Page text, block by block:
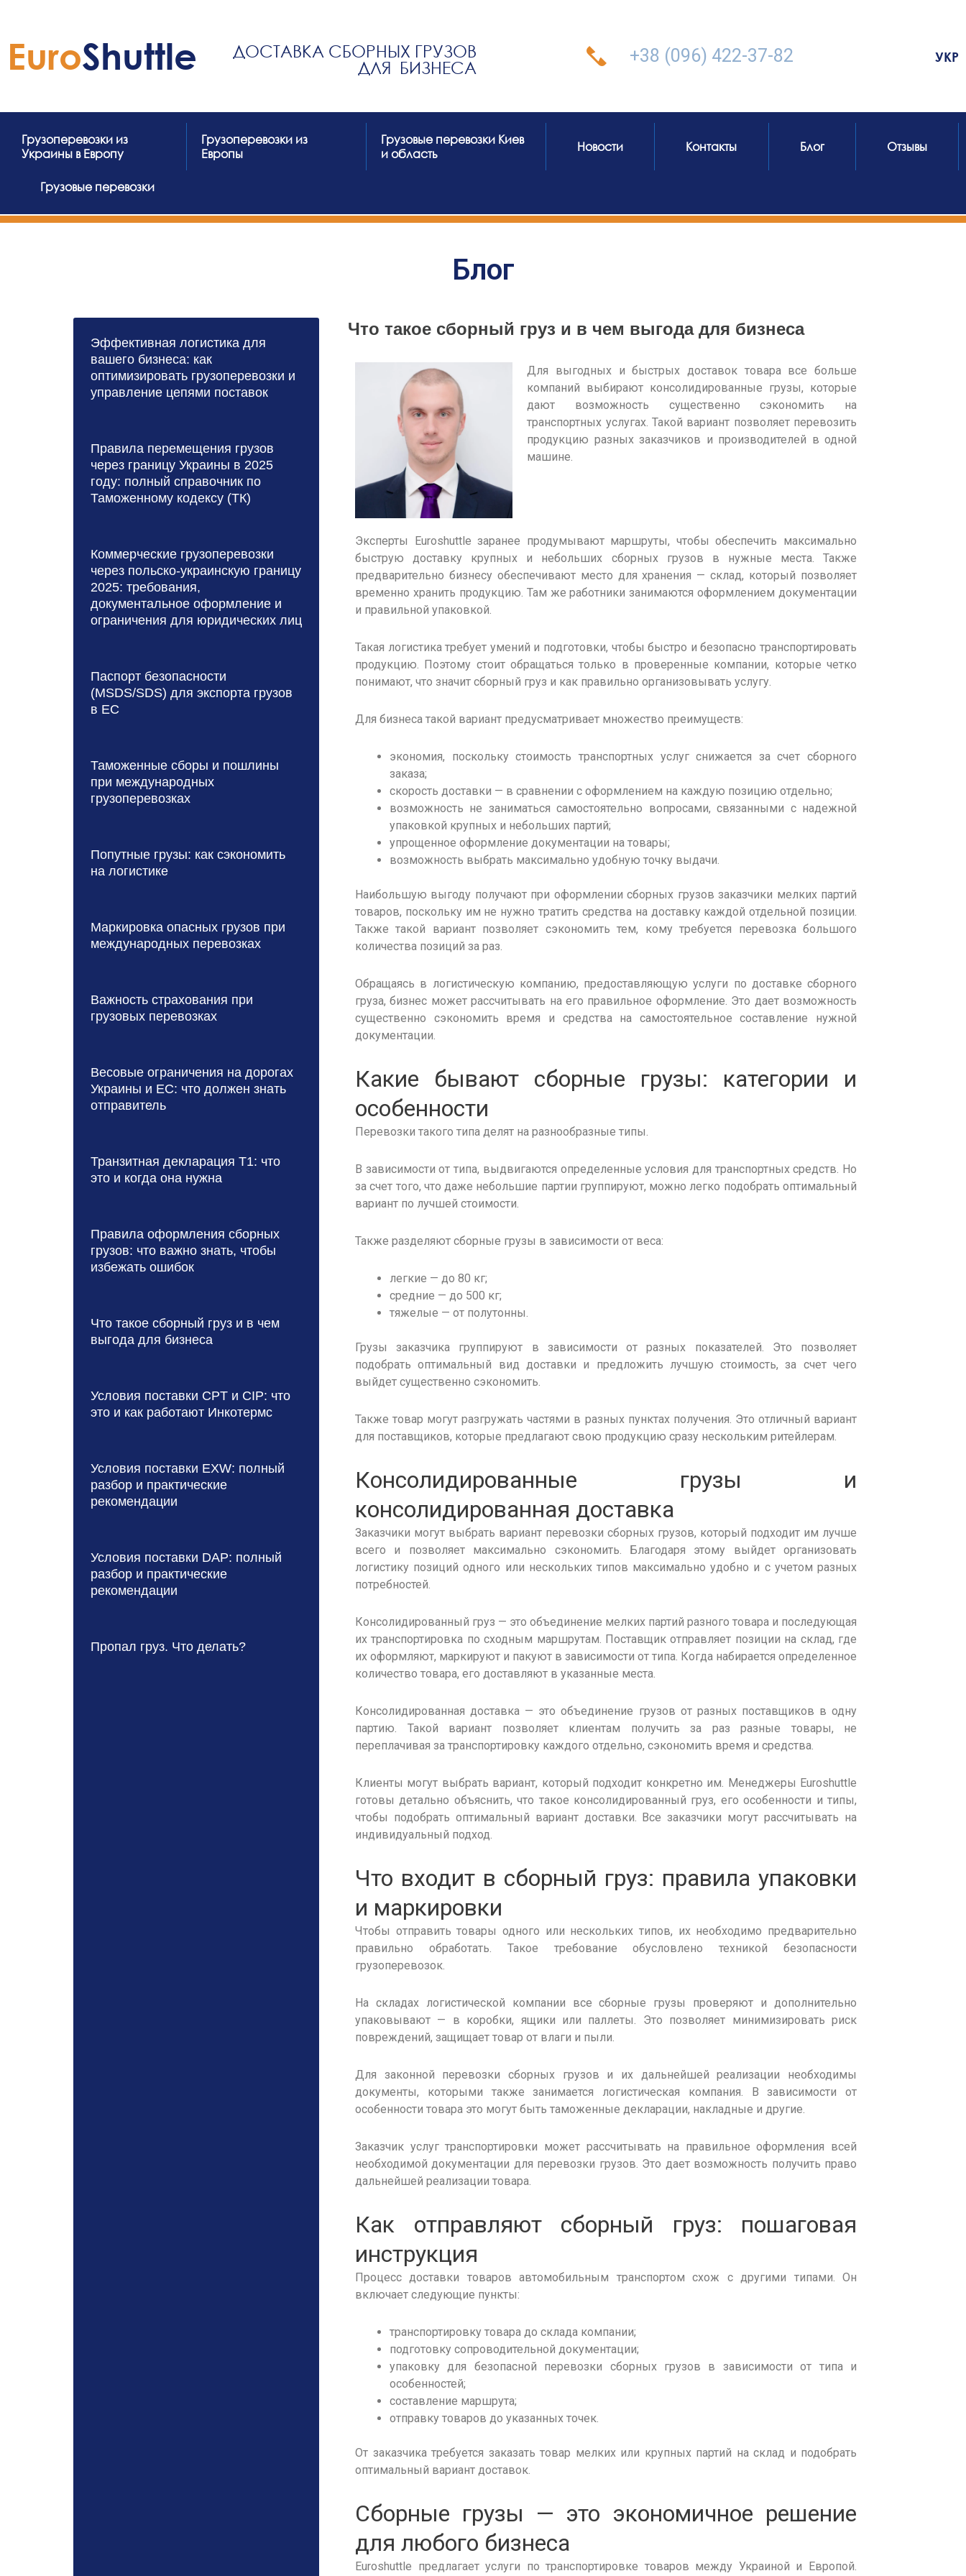
содержимому
EuroShuttle
ДОСТАВКА СБОРНЫХ ГРУЗОВ
ДЛЯ БИЗНЕСА
+38 (096) 422-37-82 УКР
Грузоперевозки из
Украины в Европу
Грузоперевозки из
Европы
Грузовые перевозки Киев
и область
Новости Контакты Блог Отзывы
Грузовые перевозки
Блог
Эффективная логистика для
вашего бизнеса: как
оптимизировать грузоперевозки и
управление цепями поставок
Правила перемещения грузов
через границу Украины в 2025
году: полный справочник по
Таможенному кодексу (ТК)
Коммерческие грузоперевозки
через польско-украинскую границу
2025: требования,
документальное оформление и
ограничения для юридических лиц
Паспорт безопасности
(MSDS/SDS) для экспорта грузов
в ЕС
Таможенные сборы и пошлины
при международных
грузоперевозках
Попутные грузы: как сэкономить
на логистике
Маркировка опасных грузов при
международных перевозках
Важность страхования при
грузовых перевозках
Весовые ограничения на дорогах
Украины и ЕС: что должен знать
отправитель
Транзитная декларация T1: что
это и когда она нужна
Правила оформления сборных
грузов: что важно знать, чтобы
избежать ошибок
Что такое сборный груз и в чем
выгода для бизнеса
Условия поставки CPT и CIP: что
это и как работают Инкотермс
Условия поставки EXW: полный
разбор и практические
рекомендации
Условия поставки DAP: полный
разбор и практические
рекомендации
Пропал груз. Что делать?
Что такое сборный груз и в чем выгода для бизнеса
Для выгодных и быстрых доставок товара все больше
компаний выбирают консолидированные грузы, которые
дают возможность существенно сэкономить на
транспортных услугах. Такой вариант позволяет перевозить
продукцию разных заказчиков и производителей в одной
машине.
Эксперты Euroshuttle заранее продумывают маршруты, чтобы обеспечить максимально
быструюдоставку крупных и небольших сборных грузов в нужные места. Также
предварительно бизнесу обеспечивают место для хранения — склад, который позволяет
временно хранить продукцию. Там же работники занимаютсяоформлением документации
и правильной упаковкой.
Такая логистика требует умений и подготовки, чтобы быстро и безопасно транспортировать
продукцию. Поэтому стоит обращаться только в проверенные компании, которые четко
понимают, что значит сборный груз и как правильно организовывать услугу.
Для бизнеса такой вариант предусматривает множество преимуществ:
экономия, посколькустоимость транспортных услуг снижается за счет сборного
заказа;
скорость доставки — в сравнении с оформлением на каждую позицию отдельно;
возможность не заниматься самостоятельно вопросами, связанными с надежной
упаковкой крупных и небольших партий;
упрощенное оформление документации на товары;
возможность выбрать максимально удобную точку выдачи.
Наибольшую выгоду получают при оформлениисборных грузов заказчики мелких партий
товаров, поскольку им не нужно тратить средства на доставку каждой отдельной позиции.
Также такой вариант позволяет сэкономить тем, кому требуется перевозка большого
количества позиций за раз.
Обращаясь в логистическую компанию, предоставляющую услуги по доставке сборного
груза, бизнес может рассчитывать на его правильное оформление. Это дает возможность
существенно сэкономить время и средства на самостоятельное составление нужной
документации.
Какие бывают сборные грузы: категории и
особенности
Перевозки такого типа делят на разнообразные типы.
В зависимости от типа, выдвигаются определенные условия для транспортных средств. Но
за счет того, что даже небольшие партии группируют, можно легко подобрать оптимальный
вариант по лучшей стоимости.
Также разделяют сборные грузы в зависимости от веса:
легкие — до 80 кг;
средние — до 500 кг;
тяжелые — от полутонны.
Грузы
заказчика группируют в зависимости от разных показателей. Это позволяет
подобрать оптимальный вид доставки и предложить лучшую стоимость, за счет чего
выйдет существенно сэкономить.
Также товар могут разгружать частями в разных пунктах получения. Это отличный вариант
для поставщиков, которые предлагают свою продукцию сразу нескольким ритейлерам.
Консолидированные грузы и
консолидированная доставка
Заказчики могут выбрать вариант перевозки сборных грузов, который подходит им лучше
всего и позволяет максимально сэкономить. Благодаря этому выйдет организовать
логистику позиций одного или несколькихтипов максимально удобно и с учетом разных
потребностей.
Консолидированный груз — это объединение мелких партий разного товара и последующая
их транспортировка по сходным маршрутам. Поставщик отправляет позиции на склад, где
их оформляют, маркируют и пакуют в зависимости от типа. Когда набирается определенное
количество товара, его доставляют в указанные места.
Консолидированная доставка — это объединение грузов от разных поставщиков в одну
партию. Такой вариант позволяет клиентам получить за раз разные товары, не
переплачивая за транспортировку каждого отдельно, сэкономить время и средства.
Клиенты могут выбрать вариант, который подходит конкретно им. Менеджеры Euroshuttle
готовы детально объяснить,что такое консолидированный груз, его особенности и типы,
чтобы подобрать оптимальный вариант доставки. Все заказчики могут рассчитывать на
индивидуальный подход.
Что входит в сборный груз: правила упаковки
и маркировки
Чтобы отправить товары одного или нескольких типов, их необходимо предварительно
правильно обработать. Такое требование обусловлено техникой безопасности
грузоперевозок.
На складах логистической компании всесборные грузы
проверяют и дополнительно
упаковывают — в коробки, ящики или паллеты. Это позволяет минимизировать риск
повреждений, защищает товар от влаги и пыли.
Для законной перевозки сборных грузов и их дальнейшей реализации необходимы
документы, которыми также занимается логистическая компания. В зависимости от
особенности товара это могут быть таможенные декларации, накладные и другие.
Заказчик услуг транспортировки может рассчитывать на правильное оформления всей
необходимой документации для перевозки грузов. Это дает возможность получить право
дальнейшей реализации товара.
Как отправляют сборный груз: пошаговая
инструкция
Процессдоставки товаров автомобильным транспортом схож с другими типами. Он
включает следующие пункты:
транспортировку товара до склада компании;
подготовку сопроводительной документации;
упаковку для безопасной перевозки сборных грузов в зависимости от типа и
особенностей;
составление маршрута;
отправку товаров до указанных точек.
От заказчика требуется заказать товар мелкихили крупных партий на склад и подобрать
оптимальный вариант доставок.
Сборные грузы — это экономичное решение
для любого бизнеса
Euroshuttle предлагает услуги по транспортировке товаров между Украиной и Европой.